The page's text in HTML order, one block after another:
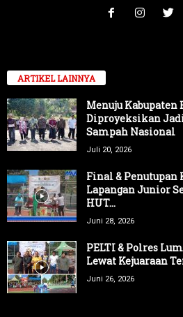
ARTIKEL LAINNYA
Menuju Kabupaten
Diproyeksikan
Sampah Nasional
Juli 20, 2026
Final & Penutupan
Lapangan Junior
HUT...
Juni 28, 2026
PELTI & Polres
Lewat Kejuaraan
Juni 26, 2026